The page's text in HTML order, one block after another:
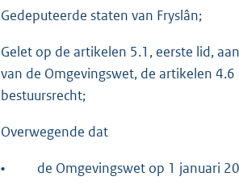
Gedeputeerde staten van Fryslân;
Gelet op de artikelen 5.1, eerste lid,
van de Omgevingswet, de artikelen
bestuursrecht;
Overwegende dat
• de Omgevingswet op 1 januari